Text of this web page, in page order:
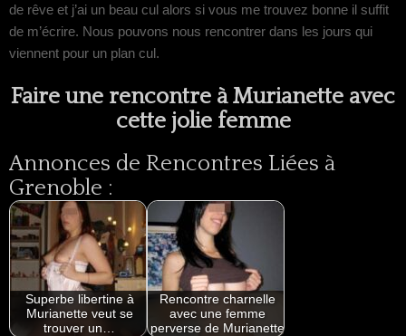
de rêve et j’ai un beau cul alors si vous me trouvez bonne il suffit
de m’écrire. Nous pouvons nous rencontrer dans les jours qui
viennent pour un plan cul.
Faire une rencontre à Murianette avec
cette jolie femme
Annonces de Rencontres Liées à
Grenoble :
Superbe libertine à
Murianette veut se
trouver un…
Rencontre charnelle
avec une femme
perverse de Murianette